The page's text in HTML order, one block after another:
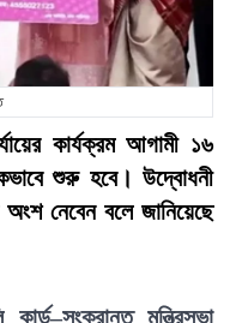
কার্যক্রম আগামী ১৬
শুরু হবে। উদ্বোধনী
অংশ নেবেন বলে জানিয়েছে
মন্ত্রিসভা